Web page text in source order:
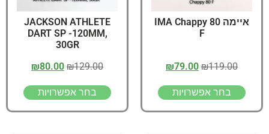
איימה IMA Chappy 80
F
₪119.00
₪79.00
בחר אפשרויות
JACKSON ATHLETE
DART SP -120MM,
30GR
₪129.00
₪80.00
בחר אפשרויות